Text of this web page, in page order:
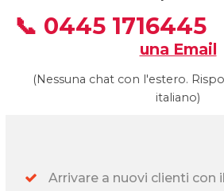
📞 0445 1716445
una Email
(Nessuna chat con l'estero.
italiano)
Arrivare a nuovi clienti con